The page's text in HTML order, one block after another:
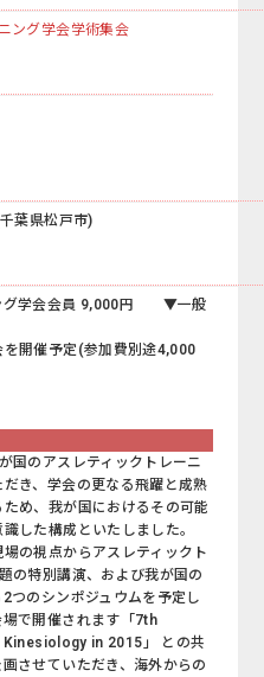
ング学会学術集会
葉県松戸市)
グ学会会員 9,000円 ▼一般
開催予定(参加費別途4,000
国のアスレティックトレーニ
き、学会の更なる飛躍と成熟
め、我が国におけるその可能
した構成といたしました。
の視点からアスレティックト
の特別講演、および我が国の
つのシンポジュウムを予定し
で開催されます「7th
in 2015」 との共
させていただき、海外からの